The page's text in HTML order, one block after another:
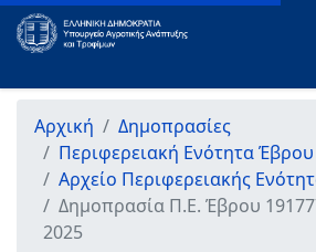
Αρχική
Δημοπρασίες
Περιφερειακή Ενότητα Έβρου
Αρχείο Περιφερειακής
Δημοπρασία Π.Ε. Έβρου
2025